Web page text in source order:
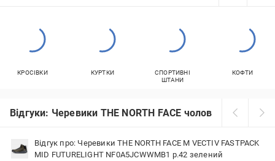
КРОСІВКИ КУРТКИ
СПОРТИВНІ
ШТАНИ
КОФТИ
Відгуки: Черевики THE NORTH FACE чоловічі
Відгук про: Черевики THE NORTH FACE M VECTIV FASTPACK
MID FUTURELIGHT NF0A5JCWWMB1 р.42 зелений